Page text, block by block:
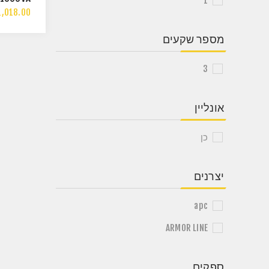
UPS
מספר שקעים
3
אונליין
כן
יצרנים
apc
ARMOR LINE